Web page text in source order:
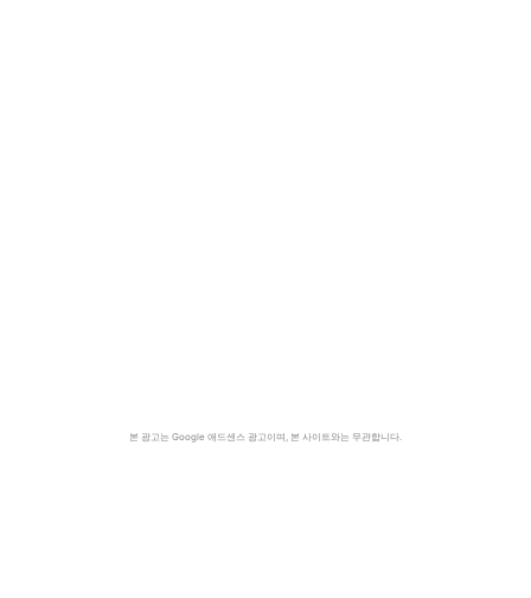
본 광고는 Google 애드센스 광고이며, 본 사이트와는 무관합니다.